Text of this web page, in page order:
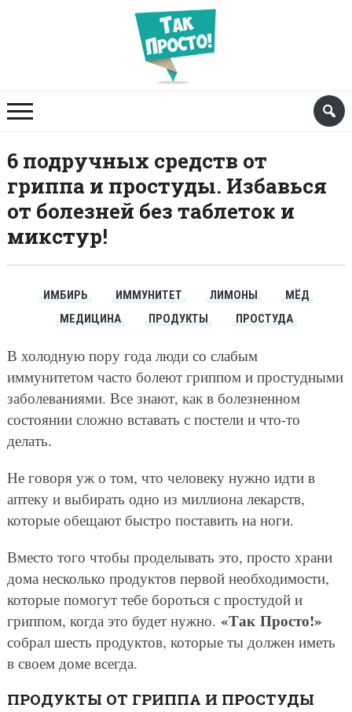
6 подручных средств от
гриппа и простуды. Избавься
от болезней без таблеток и
микстур!
ИМБИРЬ ИММУНИТЕТ ЛИМОНЫ
МЁД
МЕДИЦИНА
ПРОДУКТЫ ПРОСТУДА
В холодную пору года люди со слабым
иммунитетом часто болеют гриппом и простудными
заболеваниями. Все знают, как в болезненном
состоянии сложно вставать с постели и что-то
делать.
Не говоря уж о том, что человеку нужно идти в
аптеку и выбирать одно из миллиона лекарств,
которые обещают быстро поставить на ноги.
Вместо того чтобы проделывать это, просто храни
дома несколько продуктов первой необходимости,
которые помогут тебе бороться с простудой и
гриппом, когда это будет нужно. «Так Просто!»
собрал шесть продуктов, которые ты должен иметь
в своем доме всегда.
ПРОДУКТЫ ОТ ГРИППА И ПРОСТУДЫ